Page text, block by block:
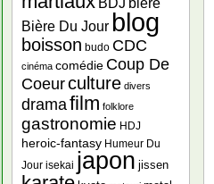
BDJ
Bière Du Jour blog
boisson budo CDC
cinéma comédie Coup De
Coeurculture divers
dramafilm folklore
gastronomie HDJ
heroic-fantasy Humeur Du
Jour isekai japon jissen